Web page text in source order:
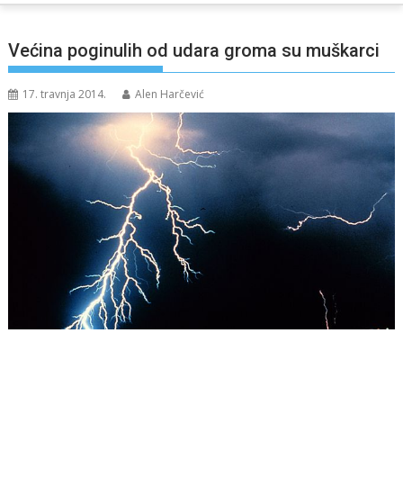
Većina poginulih od udara groma su muškarci
17. travnja 2014. Alen Harčević